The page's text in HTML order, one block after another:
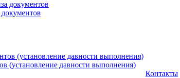
(установление давности выполнения)
Контакты